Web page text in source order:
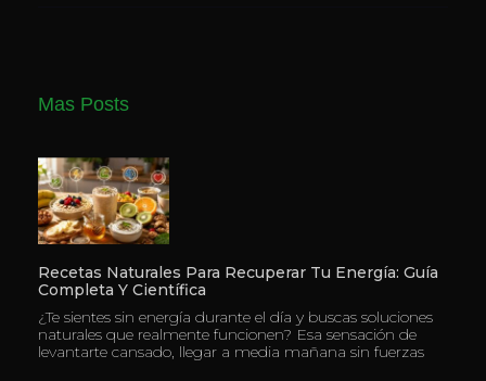
Mas Posts
Recetas Naturales Para Recuperar Tu Energía: Guía
Completa Y Científica
¿Te sientes sin energía durante el día y buscas soluciones
naturales que realmente funcionen? Esa sensación de
levantarte cansado, llegar a media mañana sin fuerzas